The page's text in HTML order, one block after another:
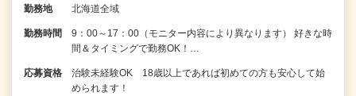
勤務地 北海道全域
勤務時間
9：00～17：00（モニター内容により異なります） 好きな時
間＆タイミングで勤務OK！…
応募資格
治験未経験OK 18歳以上であれば初めての方も安心して始
められます！